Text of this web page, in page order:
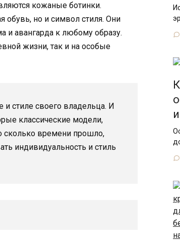
кожаные ботинки.
обувь, но и символ стиля. Они
и авангарда к любому образу.
жизни, так и на особые
и стиле своего владельца. И
классические модели,
сколько времени прошло,
индивидуальность и стиль